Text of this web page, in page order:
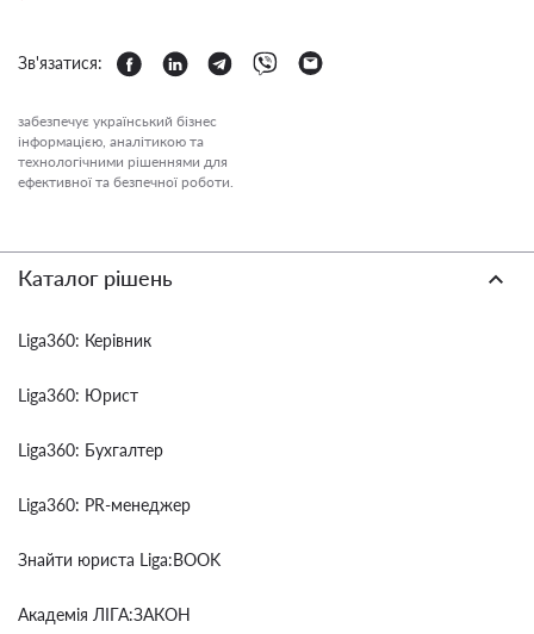
Зв'язатися:
забезпечує український бізнес
інформацією, аналітикою та
технологічними рішеннями для
ефективної та безпечної роботи.
Каталог рішень
Liga360: Керівник
Liga360: Юрист
Liga360: Бухгалтер
Liga360: PR-менеджер
Знайти юриста Liga:BOOK
Академія ЛІГА:ЗАКОН